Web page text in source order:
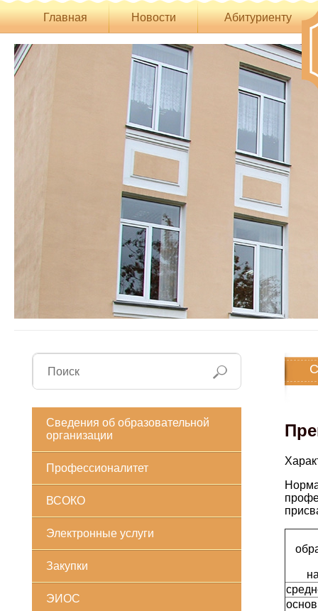
Главная Новости Абитуриенту
Сведения об образовательной
организации
Профессионалитет
ВСОКО
Электронные услуги
Закупки
ЭИОС